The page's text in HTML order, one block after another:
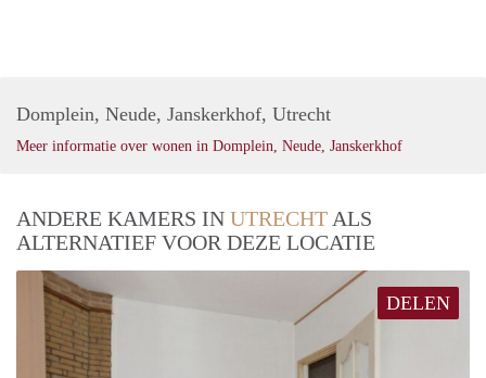
Domplein, Neude, Janskerkhof, Utrecht
Meer informatie over wonen in Domplein, Neude, Janskerkhof
ANDERE KAMERS IN UTRECHT ALS
ALTERNATIEF VOOR DEZE LOCATIE
DELEN